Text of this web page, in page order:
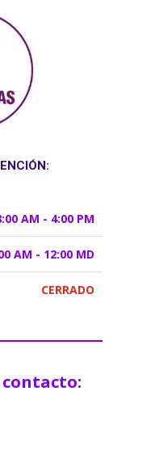
AM - 4:00 PM
AM - 12:00 MD
CERRADO